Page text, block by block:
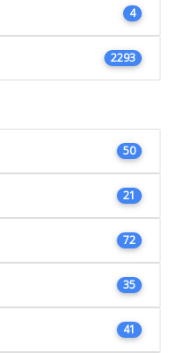
4
2293
50
21
72
35
41